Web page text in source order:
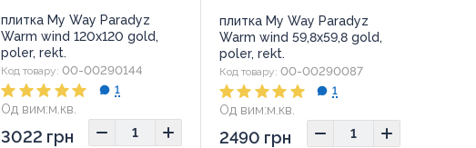
плитка My Way Paradyz
Warm wind 120x120 gold,
poler, rekt.
Код товару: 00-00290144
Од вим:м.кв.
1
3022 грн
плитка My Way Paradyz
Warm wind 59,8x59,8 gold,
poler, rekt.
Код товару: 00-00290087
Од вим:м.кв.
1
2490 грн